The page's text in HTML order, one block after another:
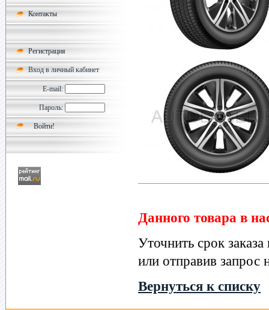
Контакты
Регистрация
Вход в личный кабинет
E-mail:
Пароль:
Данного товара в
Уточнить срок
или отправив запрос
Вернуться к списку